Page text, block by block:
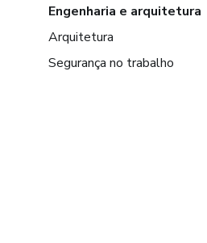
Engenharia e arquitetura
Arquitetura
Segurança no trabalho